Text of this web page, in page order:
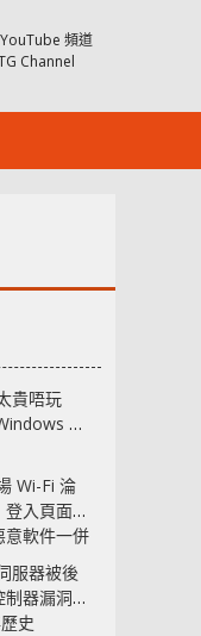
頻道
Channel
貴唔玩
11
Wi-Fi 淪
入頁面可
意軟件一併
服器被後
器漏洞部
史